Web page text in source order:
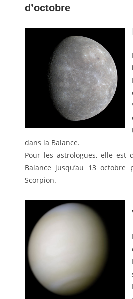
d’octobre
dans la Balance.
Pour les astrologues, elle est
Balance jusqu’au 13
Scorpion.